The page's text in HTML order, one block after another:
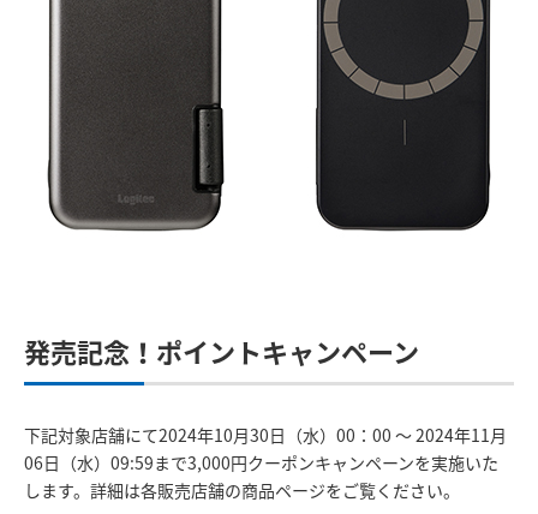
発売記念！ポイントキャンペーン
下記対象店舗にて2024年10月30日（水）00：00 ～ 2024年11月
06日（水）09:59まで3,000円クーポンキャンペーンを実施いた
します。詳細は各販売店舗の商品ページをご覧ください。